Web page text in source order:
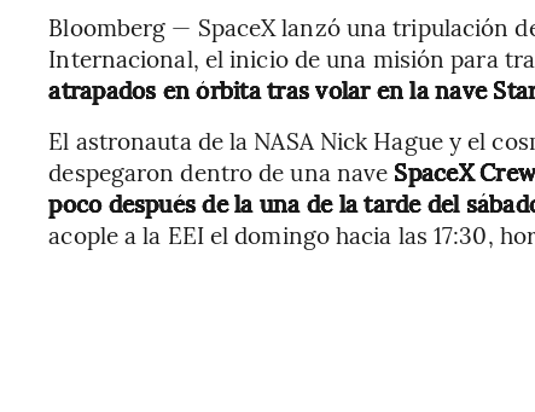
Bloomberg — SpaceX lanzó una tripulación
Internacional, el inicio de una misión para
atrapados en órbita tras volar en la nave
El astronauta de la NASA Nick Hague y el
despegaron dentro de una nave SpaceX
poco después de la una de la tarde del
acople a la EEI el domingo hacia las 17:30,